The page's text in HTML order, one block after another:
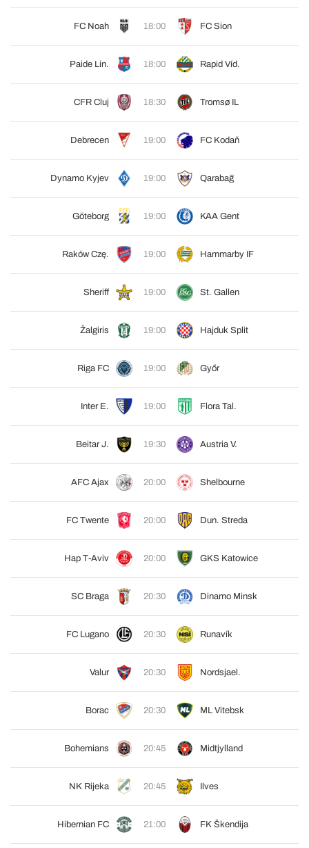
FC Noah 18:00 FC Sion
Paide Lin. 18:00 Rapid Víd.
CFR Cluj 18:30 Tromsø IL
Debrecen 19:00 FC Kodaň
Dynamo Kyjev 19:00 Qarabağ
Göteborg 19:00 KAA Gent
Raków Czę. 19:00 Hammarby IF
Sheriff 19:00 St. Gallen
Žalgiris 19:00 Hajduk Split
Riga FC 19:00 Győr
Inter E. 19:00 Flora Tal.
Beitar J. 19:30 Austria V.
AFC Ajax 20:00 Shelbourne
FC Twente 20:00 Dun. Streda
Hap T-Aviv 20:00 GKS Katowice
SC Braga 20:30 Dinamo Minsk
FC Lugano 20:30 Runavík
Valur 20:30 Nordsjael.
Borac 20:30 ML Vitebsk
Bohemians 20:45 Midtjylland
NK Rijeka 20:45 Ilves
Hibernian FC 21:00 FK Škendija